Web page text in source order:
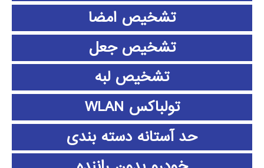
تشخیص امضا
تشخیص جعل
تشخیص لبه
تولباکس WLAN
حد آستانه دسته بندی